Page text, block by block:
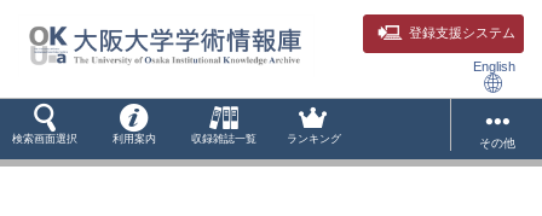
登録支援システム
English
検索画面選択 利用案内 収録雑誌一覧 ランキング その他